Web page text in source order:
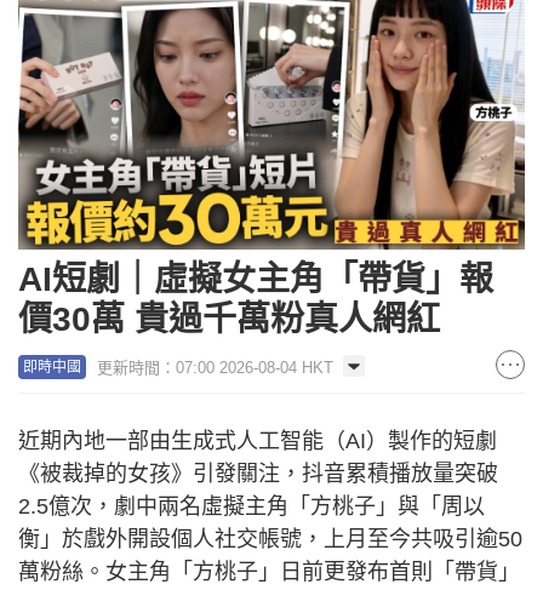
AI短劇｜虛擬女主角「帶貨」報
價30萬 貴過千萬粉真人網紅
即時中國 更新時間：07:00 2026-08-04 HKT
近期內地一部由生成式人工智能（AI）製作的短劇
《被裁掉的女孩》引發關注，抖音累積播放量突破
2.5億次，劇中兩名虛擬主角「方桃子」與「周以
衡」於戲外開設個人社交帳號，上月至今共吸引逾50
萬粉絲。女主角「方桃子」日前更發布首則「帶貨」